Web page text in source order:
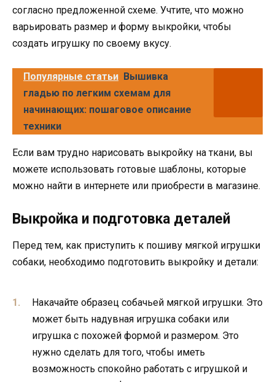
согласно предложенной схеме. Учтите, что можно
варьировать размер и форму выкройки, чтобы
создать игрушку по своему вкусу.
Популярные статьи Вышивка
гладью по легким схемам для
начинающих: пошаговое описание
техники
Если вам трудно нарисовать выкройку на ткани, вы
можете использовать готовые шаблоны, которые
можно найти в интернете или приобрести в магазине.
Выкройка и подготовка деталей
Перед тем, как приступить к пошиву мягкой игрушки
собаки, необходимо подготовить выкройку и детали:
Накачайте образец собачьей мягкой игрушки. Это
может быть надувная игрушка собаки или
игрушка с похожей формой и размером. Это
нужно сделать для того, чтобы иметь
возможность спокойно работать с игрушкой и